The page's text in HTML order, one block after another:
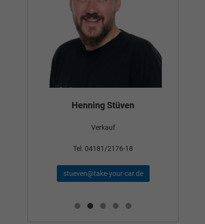
Henning Stüven
Verkauf
Tel. 04181/2176-18
stueven@take-your-car.de